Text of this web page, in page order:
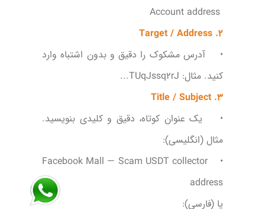
2. Target / Address
• آدرس مشکوک را دقیق و بدون اشتباه وارد
کنید. مثال: TUqJssq2rJ...
3. Title / Subject
• یک عنوان کوتاه، دقیق و کلیدی بنویسید.
مثال (انگلیسی):
• Facebook Mall — Scam USDT collector
address
یا (فارسی):